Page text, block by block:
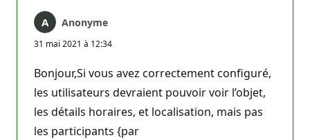
Anonyme
31 mai 2021 à 12:34
Bonjour,Si vous avez correctement configuré,
les utilisateurs devraient pouvoir voir l’objet,
les détails horaires, et localisation, mais pas
les participants {par